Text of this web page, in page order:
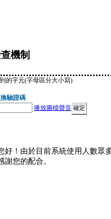
機制
的字元(字母區分大小寫)
驗證碼
播放圖檔聲音
好！由於目前系統使用人數眾
謝您的配合。